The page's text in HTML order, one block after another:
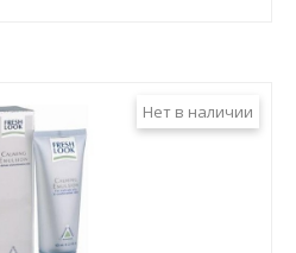
Нет в наличии